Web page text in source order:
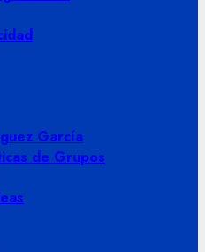
García
de Grupos